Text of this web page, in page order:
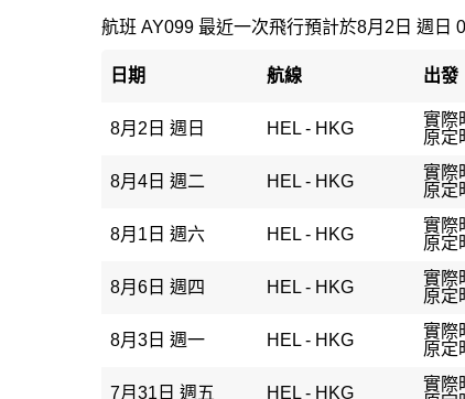
航班 AY099 最近一次飛行預計於8月2日 週日
日期 航線 出發
8月2日 週日 HEL - HKG
實際
原定
8月4日 週二 HEL - HKG
實際
原定
8月1日 週六 HEL - HKG
實際
原定
8月6日 週四 HEL - HKG
實際
原定
8月3日 週一 HEL - HKG
實際
原定
7月31日 週五 HEL - HKG
實際